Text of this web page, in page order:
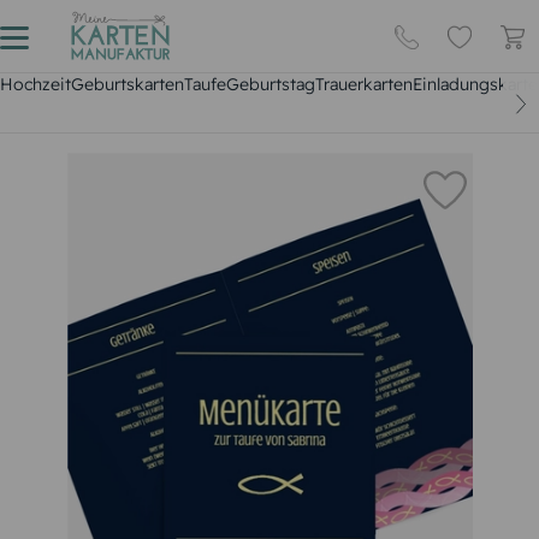
HochzeitGeburtskartenTaufeGeburtstagTrauerkarten